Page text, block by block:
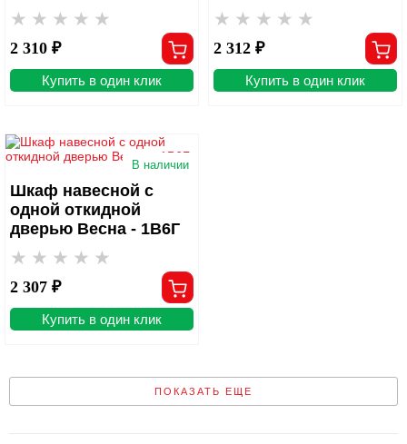
2 310 ₽
Купить в один клик
2 312 ₽
Купить в один клик
В наличии
Шкаф навесной c
одной откидной
дверью Весна - 1В6Г
2 307 ₽
Купить в один клик
ПОКАЗАТЬ ЕЩЕ